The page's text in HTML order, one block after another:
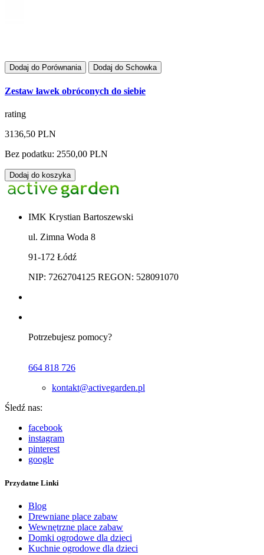
Dodaj do Porównania Dodaj do Schowka
Zestaw ławek obróconych do siebie
rating
3136,50 PLN
Bez podatku: 2550,00 PLN
Dodaj do koszyka
IMK Krystian Bartoszewski
ul. Zimna Woda 8
91-172 Łódź
NIP: 7262704125 REGON: 528091070
Potrzebujesz pomocy?
664 818 726
kontakt@activegarden.pl
Śledź nas:
facebook
instagram
pinterest
google
Przydatne Linki
Blog
Drewniane place zabaw
Wewnętrzne place zabaw
Domki ogrodowe dla dzieci
Kuchnie ogrodowe dla dzieci